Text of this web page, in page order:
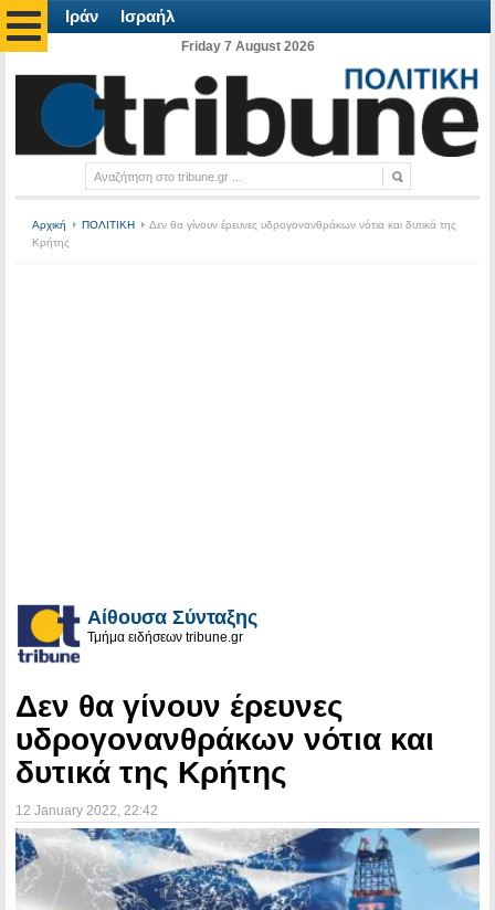
Ιράν Ισραήλ
Friday 7 August 2026
Αρχική ΠΟΛΙΤΙΚΗ
Δεν θα γίνουν έρευνες υδρογονανθράκων νότια και δυτικά της
Κρήτης
Αίθουσα Σύνταξης
Τμήμα ειδήσεων tribune.gr
Δεν θα γίνουν έρευνες
υδρογονανθράκων νότια και
δυτικά της Κρήτης
12 January 2022 , 22:42